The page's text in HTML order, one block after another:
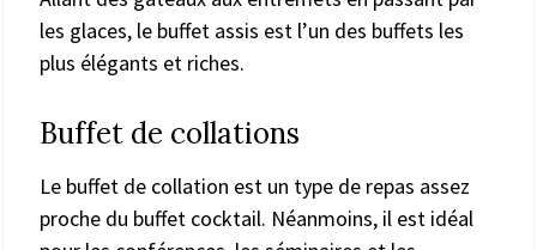
les glaces, le buffet assis est l’un des buffets les
plus élégants et riches.
Buffet de collations
Le buffet de collation est un type de repas assez
proche du buffet cocktail. Néanmoins, il est idéal